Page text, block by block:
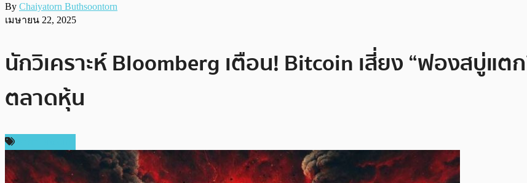
By Chaiyatorn Buthsoontorn
เมษายน 22, 2025
นักวิเคราะห์ Bloomberg เตือน! Bitcoin เสี่ยง “ฟองสบู่แต
ตลาดหุ้น